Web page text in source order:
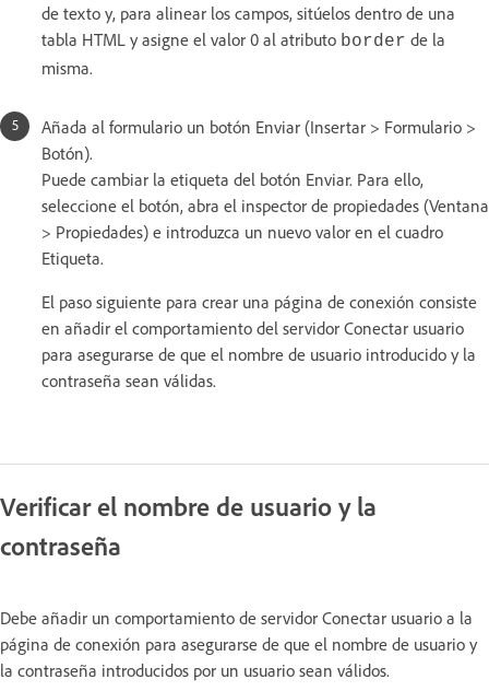
de texto y, para alinear los campos, sitúelos dentro de una
tabla HTML y asigne el valor 0 al atributo border de la
misma.
Añada al formulario un botón Enviar (Insertar > Formulario >
Botón).
Puede cambiar la etiqueta del botón Enviar. Para ello,
seleccione el botón, abra el inspector de propiedades (Ventana
> Propiedades) e introduzca un nuevo valor en el cuadro
Etiqueta.
El paso siguiente para crear una página de conexión consiste
en añadir el comportamiento del servidor Conectar usuario
para asegurarse de que el nombre de usuario introducido y la
contraseña sean válidas.
Verificar el nombre de usuario y la
contraseña
Debe añadir un comportamiento de servidor Conectar usuario a la
página de conexión para asegurarse de que el nombre de usuario y
la contraseña introducidos por un usuario sean válidos.